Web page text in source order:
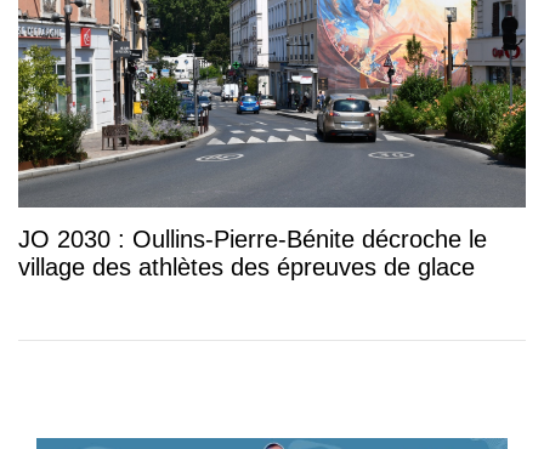
JO 2030 : Oullins-Pierre-Bénite décroche le
village des athlètes des épreuves de glace